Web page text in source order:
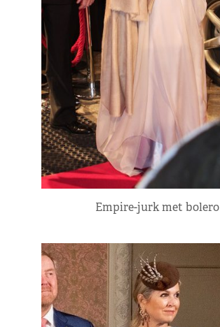
Empire-jurk met bolero